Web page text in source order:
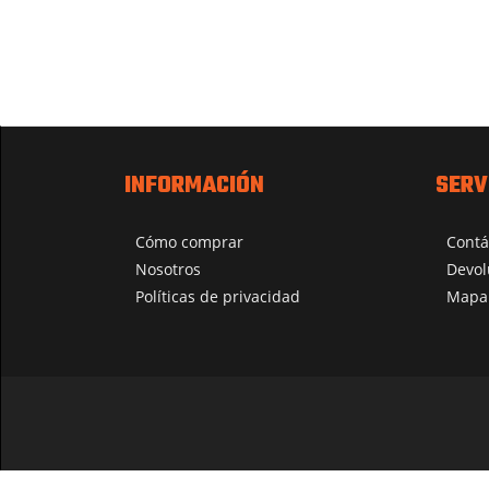
INFORMACIÓN
Cómo comprar
Nosotros
Políticas de privacidad